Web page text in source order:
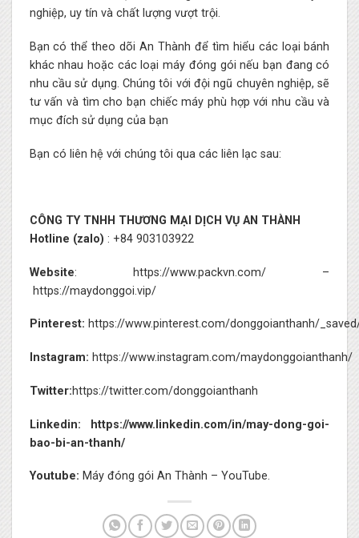
nghiệp, uy tín và chất lượng vượt trội.
Bạn có thể theo dõi An Thành để tìm hiểu các loại bánh
khác nhau hoặc các loại máy đóng gói nếu bạn đang có
nhu cầu sử dụng. Chúng tôi với đội ngũ chuyên nghiệp, sẽ
tư vấn và tìm cho bạn chiếc máy phù hợp với nhu cầu và
mục đích sử dụng của bạn
Bạn có liên hệ với chúng tôi qua các liên lạc sau:
CÔNG TY TNHH THƯƠNG MẠI DỊCH VỤ AN THÀNH
Hotline (zalo) : +84 903103922
Website: https://www.packvn.com/ –
https://maydonggoi.vip/
Pinterest: https://www.pinterest.com/donggoianthanh/
Instagram: https://www.instagram.com/maydonggoianthanh/
Twitter:https://twitter.com/donggoianthanh
Linkedin:
https://www.linkedin.com/in/may-dong-goi-
bao-bi-an-thanh/
Youtube: Máy đóng gói An Thành – YouTube.